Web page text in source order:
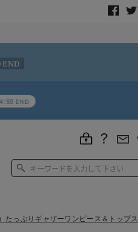
たっぷりギャザーワンピース＆トップス